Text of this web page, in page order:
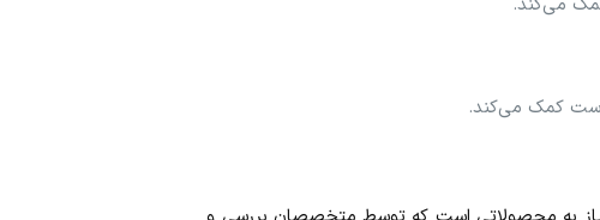
کمک می‌کند.